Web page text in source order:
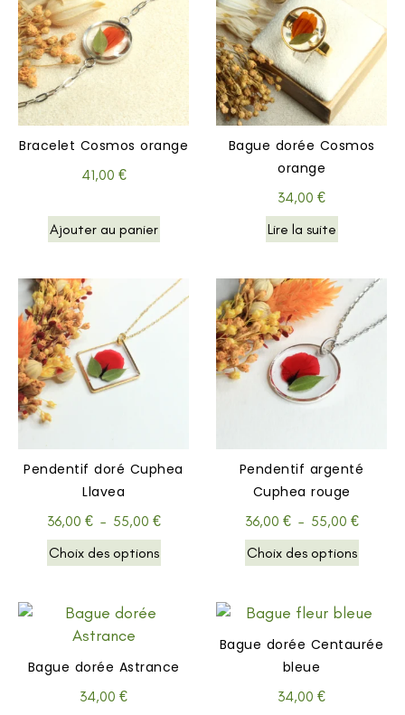
Bracelet Cosmos orange
41,00 €
Ajouter au panier
Bague dorée Cosmos
orange
34,00 €
Lire la suite
Pendentif doré Cuphea
Llavea
36,00 € – 55,00 €
Choix des options
Pendentif argenté
Cuphea rouge
36,00 € – 55,00 €
Choix des options
Bague dorée Astrance
34,00 €
Bague dorée Centaurée
bleue
34,00 €